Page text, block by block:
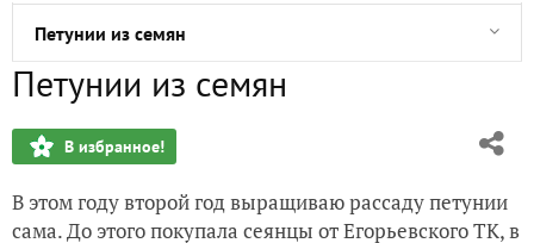
Петунии из семян
Вторая волна посадок
Почти снег
Томатный бум 2025 года. Итоги посева
Петунии из семян
В избранное!
В этом году второй год выращиваю рассаду петунии
сама. До этого покупала сеянцы от Егорьевского ТК, в